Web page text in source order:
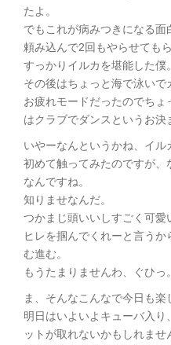
たよ。
でもこれが病みつきになる面
頼み込んで2回もやらせても
すっかりイルカを堪能した僕。
その後はちょっと海で泳いで
お疲れモードだったのでちょ
はクラブでダンスというお決
いやーなんというかね、イル
初めて触ってみたのですが、
なんですね。
知りませなんだ。
つかまじ頭いいしすごく可愛
ヒレを掴んでくれーと言う
む進む。
もうたまりませんわ、ぐひっ。
ま、そんなこんなで今日も楽
明日はいよいよキューバ入
ットが取れないかもしれませ